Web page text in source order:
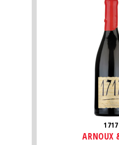
1717
ARNOUX